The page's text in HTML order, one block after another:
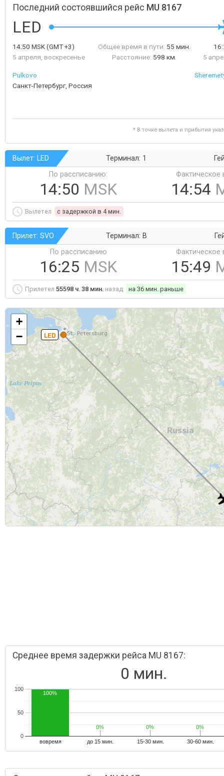
Последний состоявшийся рейс MU 8167
LED
14:50 MSK(GMT +3)
5 апреля, воскресенье
Общее время в пути: 55 мин.
Расстояние: 598 км.
5
Pulkovo
Санкт-Петербург, Россия
* В точке вылета и прибытия
Вылет: LED Терминал: 1
По рассписанию:
14:50 MSK
Фактическое
14:54
Вылетел c задержкой в 4 мин.
Прилет: SVO Терминал: B
По рассписанию
16:25 MSK
Фактическое
15:49
Прилетел 55598 ч. 38 мин. назад на 36 мин. раньше
LED
+
−
Среднее время задержки рейса MU 8167:
0 мин.
вовремя до 15 мин. 15-30 мин. 30-60 мин.
0
50
100
100%
0%
0% 0%
0% 0%
0%